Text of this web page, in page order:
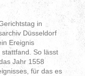
in
Düsseldorf
Ereignis
So lässt
Jahr 1558
für das es